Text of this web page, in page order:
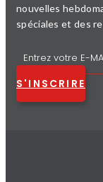
nouvelles
spéciales et des
S'INSCRIRE